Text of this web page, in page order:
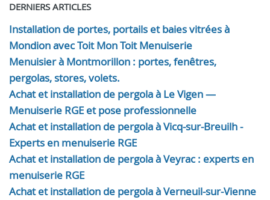
DERNIERS ARTICLES
Installation de portes, portails et baies vitrées à
Mondion avec Toit Mon Toit Menuiserie
Menuisier à Montmorillon : portes, fenêtres,
pergolas, stores, volets.
Achat et installation de pergola à Le Vigen —
Menuiserie RGE et pose professionnelle
Achat et installation de pergola à Vicq-sur-Breuilh -
Experts en menuiserie RGE
Achat et installation de pergola à Veyrac : experts en
menuiserie RGE
Achat et installation de pergola à Verneuil-sur-Vienne